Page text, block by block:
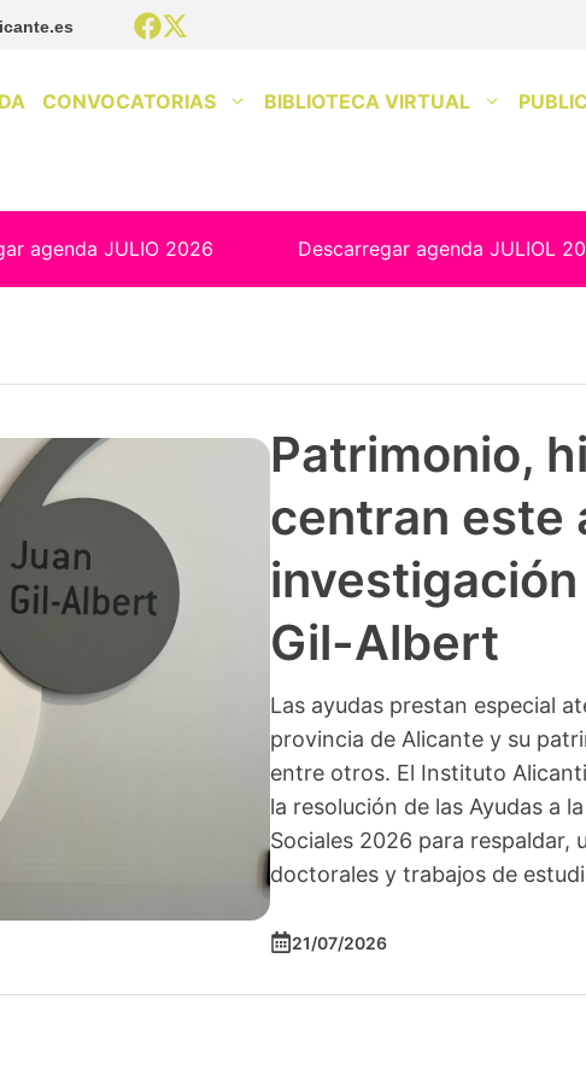
CONVOCATORIAS BIBLIOTECA VIRTUAL
agenda JULIO 2026 Descarregar agenda JULIOL
Patrimonio,
centran este
Gil-Albert
Las ayudas prestan especial
provincia de Alicante y su
entre otros. El Instituto
la resolución de las Ayudas a
Sociales 2026 para respaldar,
doctorales y trabajos de
21/07/2026